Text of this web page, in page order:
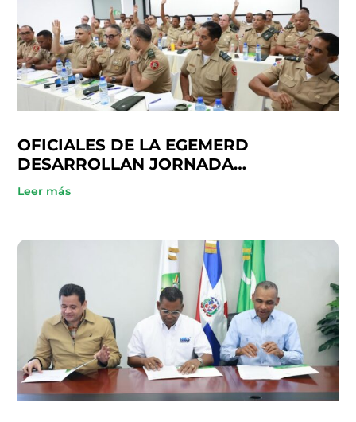
OFICIALES DE LA EGEMERD
DESARROLLAN JORNADA
ACADÉMICA EN COOPINFA
Leer más